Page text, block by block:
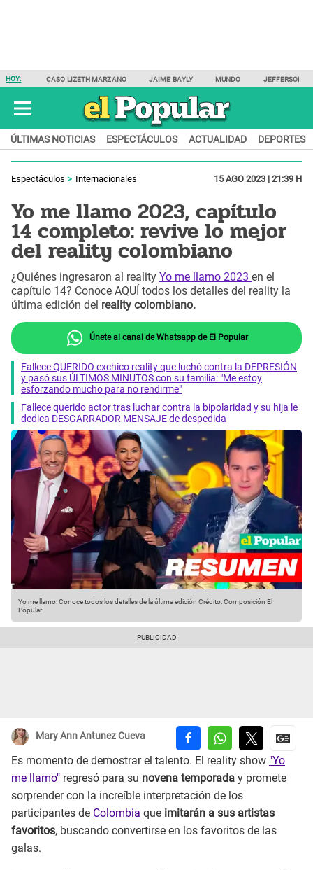
HOY: CASO LIZETH MARZANO JAIME BAYLY MUNDO JEFFERSON
ÚLTIMAS NOTICIAS ESPECTÁCULOS ACTUALIDAD DEPORTES
Espectáculos Internacionales 15 AGO 2023 | 21:39 H
Yo me llamo 2023, capítulo
14 completo: revive lo mejor
del reality colombiano
¿Quiénes ingresaron al reality Yo me llamo 2023 en el
capítulo 14? Conoce AQUÍ todos los detalles del reality la
última edición del reality colombiano.
Únete al canal de Whatsapp de El Popular
Fallece QUERIDO exchico reality que luchó contra la DEPRESIÓN
y pasó sus ÚLTIMOS MINUTOS con su familia: "Me estoy
esforzando mucho para no rendirme"
Fallece querido actor tras luchar contra la bipolaridad y su hija le
dedica DESGARRADOR MENSAJE de despedida
Yo me llamo: Conoce todos los detalles de la última edición Crédito: Composición El
Popular
Mary Ann Antunez Cueva
Es momento de demostrar el talento. El reality show "Yo
me llamo" regresó para su novena temporada y promete
sorprender con la increíble interpretación de los
participantes de Colombia que imitarán a sus artistas
favoritos, buscando convertirse en los favoritos de las
galas.